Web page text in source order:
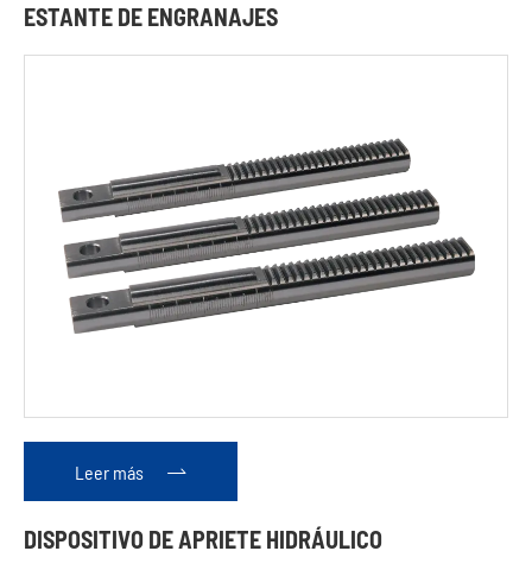
ESTANTE DE ENGRANAJES
Leer más 
DISPOSITIVO DE APRIETE HIDRÁULICO